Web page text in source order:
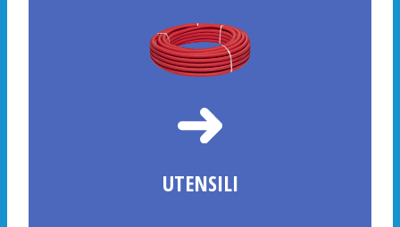
UTENSILI